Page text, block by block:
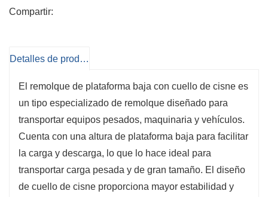
como maquinaria de construcción o
Espacio libre de altura: los remolques de
plataforma baja son ideales para transportar
equipos altos que pueden no caber en un
remolque estándar debido a restricciones de
altura. La baja altura de la plataforma
proporciona el espacio libre necesario para
transportar artículos de gran tamaño.
Compartir:
Detalles de producto
El remolque de plataforma baja con cuello de cisne es
un tipo especializado de remolque diseñado para
transportar equipos pesados, maquinaria y vehículos.
Cuenta con una altura de plataforma baja para facilitar
la carga y descarga, lo que lo hace ideal para
transportar carga pesada y de gran tamaño. El diseño
de cuello de cisne proporciona mayor estabilidad y